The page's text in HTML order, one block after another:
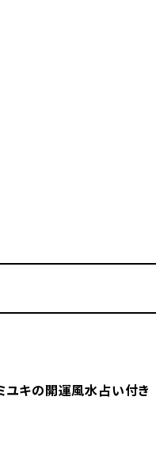
ユキの開運風水占い付き